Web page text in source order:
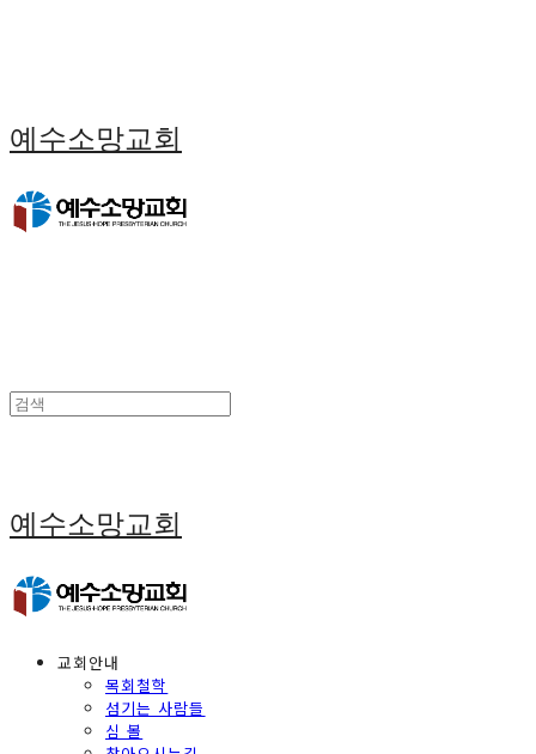
예수소망교회
예수소망교회
교회안내
목회철학
섬기는 사람들
심 볼